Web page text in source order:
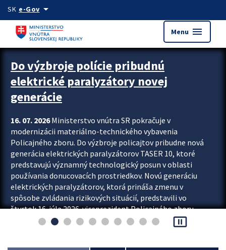
Preskocit na hlavný obsah
SK e-Govarrow_drop_down
Menu menu
Zastavit automatický posun upútavok
Do výzbroje polície pribudnú
elektrické paralyzátory novej
generácie
16. 07. 2026Ministerstvo vnútra SR pokračuje v
modernizácii materiálno-technického vybavenia
Policajného zboru. Do výzbroje policajtov pribudne nová
generácia elektrických paralyzátorov TASER 10, ktoré
predstavujú významný technologický posun v oblasti
používania donucovacích prostriedkov. Novú generáciu
elektrických paralyzátorov, ktorá prináša zmenu v
spôsobe zvládania rizikových situácií, predstavili vo
štvrtok 16. júla 2026 viceprezident Policajného zboru
Rastislav Polakovič a riaditeľ odboru výcviku...
pause_presentation